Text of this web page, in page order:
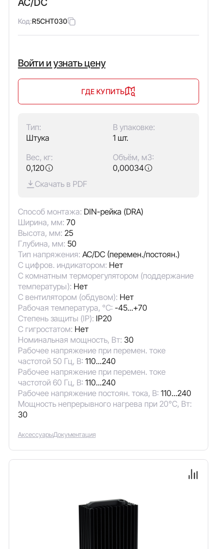
AC/DC
Код:R5CHT030
Войти и узнать цену
ГДЕ КУПИТЬ
Тип:
Штука
В упаковке:
1 шт.
Вес, кг:
0,120
Объём, м3:
0,00034
Скачать в PDF
Способ монтажа: DIN-рейка (DRA)
Ширина, мм: 70
Высота, мм: 25
Глубина, мм: 50
Тип напряжения: AC/DC (перемен./постоян.)
С цифров. индикатором: Нет
С комнатным терморегулятором (поддержание
температуры): Нет
С вентилятором (обдувом): Нет
Рабочая температура, °C: -45...+70
Степень защиты (IP): IP20
С гигростатом: Нет
Номинальная мощность, Вт: 30
Рабочее напряжение при перемен. токе
частотой 50 Гц, В: 110...240
Рабочее напряжение при перемен. токе
частотой 60 Гц, В: 110...240
Рабочее напряжение постоян. тока, В: 110...240
Мощность непрерывного нагрева при 20°C, Вт:
30
АксессуарыДокументация